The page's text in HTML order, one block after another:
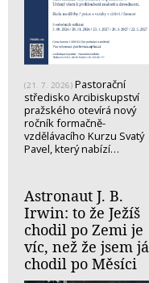
(21. 7. 2026) Pastorační
středisko Arcibiskupství
pražského otevírá nový
ročník formačně-
vzdělávacího Kurzu Svatý
Pavel, který nabízí…
Astronaut J. B.
Irwin: to že Ježíš
chodil po Zemi je
víc, než že jsem já
chodil po Měsíci